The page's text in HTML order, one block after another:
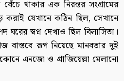
থাকার এক নিরন্তর সংগ্রামের
করাই যেখানে কঠিন ছিল, সেখানে
স্বপ্ন দেখাও ছিল বিলাসিতা।
বাস্তবে রূপ নিয়েছে মানবতার দুই
এনজো ও গ্রাজিয়েল্লা মেলানো